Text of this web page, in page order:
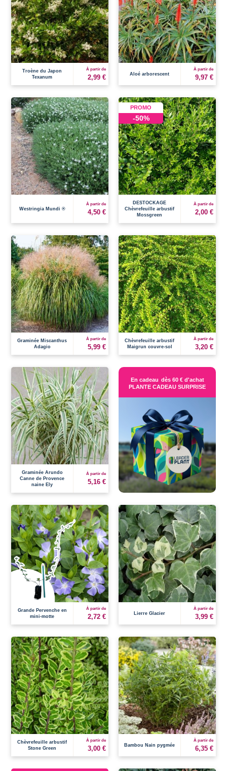
Troène du Japon
Texanum
À partir de
2,99 € Aloé arborescent
À partir de
9,97 €
Westringia Mundi ®
À partir de
4,50 €
PROMO
-50%
DESTOCKAGE
Chèvrefeuille arbustif
Mossgreen
À partir de
2,00 €
Graminée Miscanthus
Adagio
À partir de
5,99 €
Chèvrefeuille arbustif
Maigrun couvre-sol
À partir de
3,20 €
Graminée Arundo
Canne de Provence
naine Ely
À partir de
5,16 €
En cadeau dès 60 € d'achat
PLANTE CADEAU SURPRISE
Grande Pervenche en
mini-motte
À partir de
2,72 € Lierre Glacier
À partir de
3,99 €
Chèvrefeuille arbustif
Stone Green
À partir de
3,00 € Bambou Nain pygmée
À partir de
6,35 €